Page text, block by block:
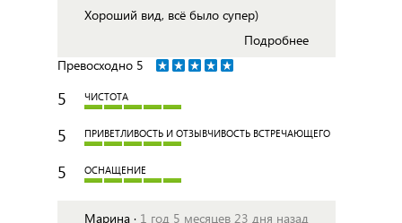
Хороший вид, всё было супер)
Подробнее
Превосходно 5
5 ЧИСТОТА
5 ПРИВЕТЛИВОСТЬ И ОТЗЫВЧИВОСТЬ ВСТРЕЧАЮЩЕГО
5 ОСНАЩЕНИЕ
Марина · 1 год 5 месяцев 23 дня назад